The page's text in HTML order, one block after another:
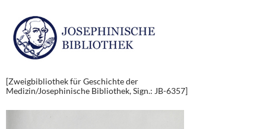
[Zweigbibliothek für Geschichte der
Medizin/Josephinische Bibliothek, Sign.: JB-6357]